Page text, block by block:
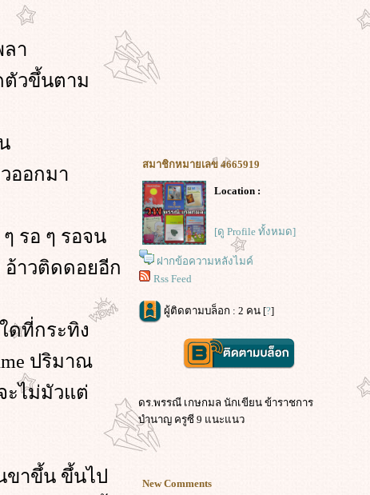
า
วขึ้นตาม
ออกมา
รอ ๆ รอจน
าวติดดอยอีก
ดที่กระทิง
ปริมาณ
ะไม่มัวแต่
ขาขึ้น ขึ้นไป
สมาชิกหมายเลข 4665919
Location :
[ดู Profile ทั้งหมด]
ฝากข้อความหลังไมค์
Rss Feed
ผู้ติดตามบล็อก : 2 คน [?]
ดร.พรรณี เกษกมล นักเขียน ข้าราชการ
บำนาญ ครูซี 9 แนะแนว
New Comments